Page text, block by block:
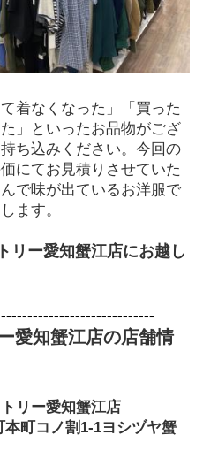
着なくなった」「買った
」といったお品物がござ
ち込みください。今回の
にてお見積りさせていた
で味が出ているお洋服で
ます。
リー愛知蟹江店にお越し
愛知蟹江店の店舗情
リー愛知蟹江店